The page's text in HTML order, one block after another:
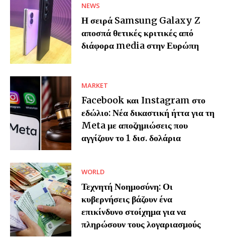
NEWS
Η σειρά Samsung Galaxy Z
αποσπά θετικές κριτικές από
διάφορα media στην Ευρώπη
MARKET
Facebook και Instagram στο
εδώλιο: Νέα δικαστική ήττα για τη
Meta με αποζημιώσεις που
αγγίζουν το 1 δισ. δολάρια
WORLD
Τεχνητή Νοημοσύνη: Οι
κυβερνήσεις βάζουν ένα
επικίνδυνο στοίχημα για να
πληρώσουν τους λογαριασμούς